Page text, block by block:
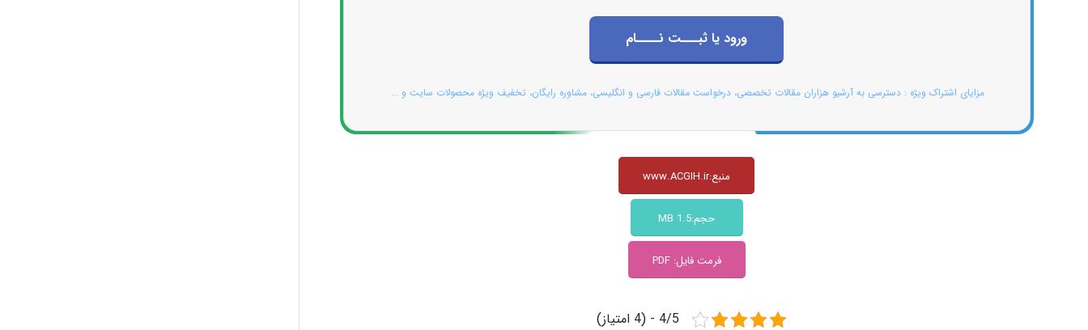
ورود یا ثبـــت نــــام
مزایای اشتراک ویژه : دسترسی به آرشیو هزاران مقالات تخصصی، درخواست مقالات فارسی و انگلیسی، مشاوره رایگان، تخفیف ویژه محصولات سایت و ...
منبع:www.ACGIH.ir
حجم:1.5 MB
فرمت فایل: PDF
4/5 - (4 امتیاز)